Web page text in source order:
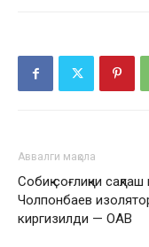
Аввалги мақола
Собиқ соғлиқни
Чолпонбаев
киргизилди — ОАВ